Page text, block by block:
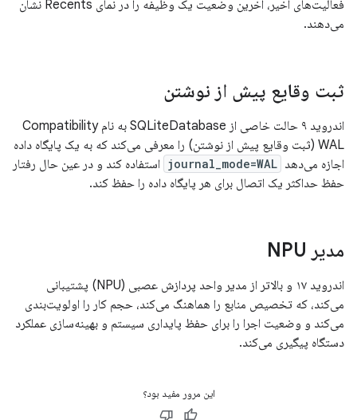
فعالیت‌های اخیر، آخرین وضعیت یک وظیفه را در نمای Recents نشان
می‌دهند.
ثبت وقایع پیش از نوشتن
اندروید ۹ حالت خاصی از SQLiteDatabase به نام Compatibility
WAL (ثبت وقایع پیش از نوشتن) را معرفی می‌کند که به یک پایگاه داده
اجازه می‌دهد journal_mode=WAL استفاده کند و در عین حال رفتار
حفظ حداکثر یک اتصال برای هر پایگاه داده را حفظ کند.
مدیر NPU
اندروید ۱۷ و بالاتر از مدیر واحد پردازش عصبی (NPU) پشتیبانی
می‌کند، که تخصیص منابع را هماهنگ می‌کند، حجم کار را اولویت‌بندی
می‌کند و وضعیت اجرا را برای حفظ پایداری سیستم و بهینه‌سازی عملکرد
دستگاه پیگیری می‌کند.
این مرور مفید بود؟